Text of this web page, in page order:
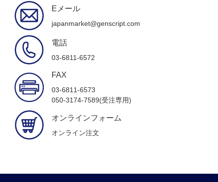
Eメール
japanmarket@genscript.com
電話
03-6811-6572
FAX
03-6811-6573
050-3174-7589(受注専用)
オンラインフォーム
オンライン注文